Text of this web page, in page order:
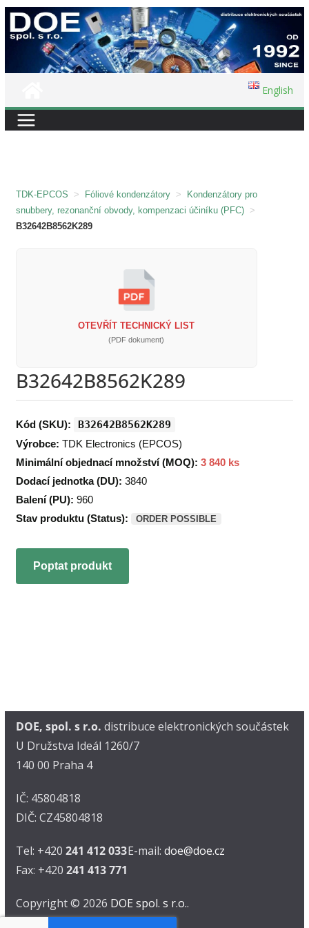
Přeskočit
na
English
TDK-EPCOS > Fóliové kondenzátory >
Kondenzátory pro
snubbery, rezonanční obvody, kompenzaci účiníku (PFC) >
B32642B8562K289
OTEVŘÍT TECHNICKÝ LIST
(PDF dokument)
B32642B8562K289
Kód (SKU): B32642B8562K289
Výrobce: TDK Electronics (EPCOS)
Minimální objednací množství (MOQ): 3 840 ks
Dodací jednotka (DU): 3840
Balení (PU): 960
Stav produktu (Status):
ORDER POSSIBLE
Poptat produkt
DOE, spol. s r.o. distribuce elektronických součástek
U Družstva Ideál 1260/7
140 00 Praha 4
IČ: 45804818
DIČ: CZ45804818
Tel: +420 241 412 033
Fax: +420 241 413 771
E-mail: doe@doe.cz
Copyright © 2026 DOE spol. s r.o..